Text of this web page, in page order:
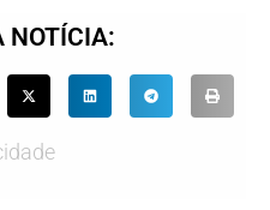
NOTÍCIA: